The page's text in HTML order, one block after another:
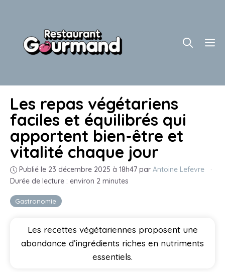
contenu
Gastronomie
Les repas végétariens
faciles et équilibrés qui
apportent bien-être et
vitalité chaque jour
Publié le 23 décembre 2025 à 18h47 par Antoine Lefevre
·
Durée de lecture : environ 2 minutes
Les recettes végétariennes proposent une
abondance d’ingrédients riches en nutriments
essentiels.